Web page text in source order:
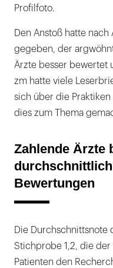
Profilfoto.
Den Anstoß hatte
gegeben, der
Ärzte besser bewertet
zm hatte viele
sich über die
dies zum Thema
Zahlende Ärzte
Bewertungen
Die
Stichprobe 1,2, die der
Patienten den